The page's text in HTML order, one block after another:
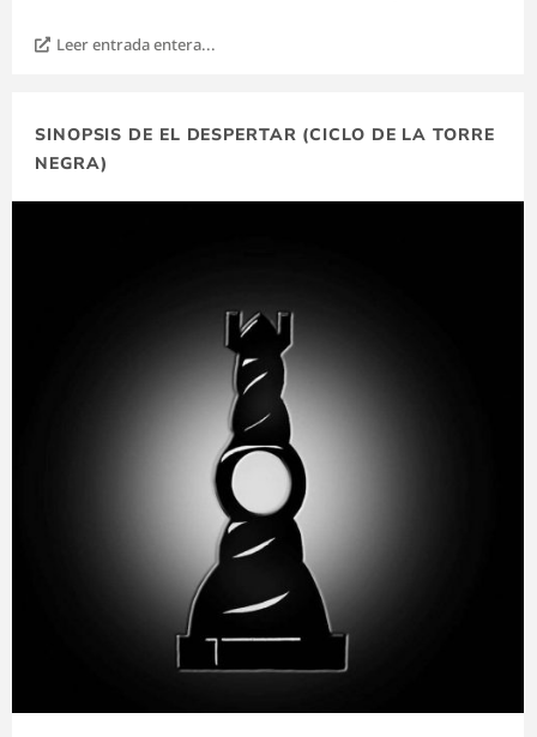
Leer entrada entera...
SINOPSIS DE EL DESPERTAR (CICLO DE LA TORRE
NEGRA)